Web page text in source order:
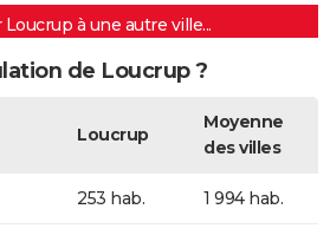
à une autre ville...
de Loucrup ?
Loucrup
Moyenne
des villes
253 hab. 1 994 hab.